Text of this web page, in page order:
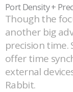
Port Density +
Though the
another big
precision time.
offer time
external
Rabbit.